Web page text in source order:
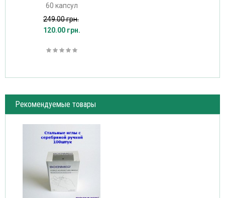
60 капсул
249.00 грн.
120.00 грн.
Рекомендуемые товары